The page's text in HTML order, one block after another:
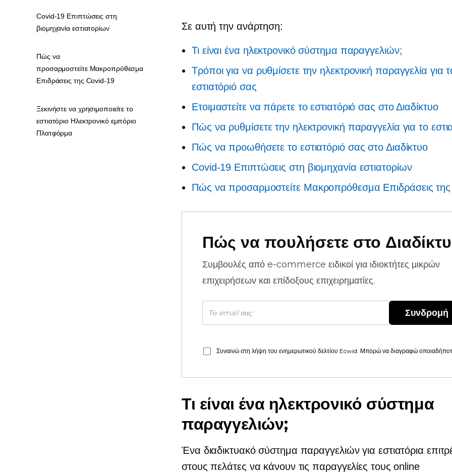
Σε αυτή την ανάρτηση:
Τι είναι ένα ηλεκτρονικό σύστημα παραγγελιών;
Τρόποι για να ρυθμίσετε την ηλεκτρονική παραγγελία για
εστιατόριό σας
Ετοιμαστείτε να πάρετε το εστιατόριό σας στο Διαδίκτυο
Πώς να ρυθμίσετε την ηλεκτρονική παραγγελία για το
Πώς να προωθήσετε το εστιατόριό σας στο Διαδίκτυο
Covid-19 Επιπτώσεις στη βιομηχανία εστιατορίων
Πώς να προσαρμοστείτε Μακροπρόθεσμα Επιδράσεις της
Πώς να πουλήσετε στο
Συμβουλές από e-commerce ειδικοί για ιδιοκτήτες μικρών
επιχειρήσεων και επίδοξους επιχειρηματίες.
Συνδρομή
Συναινώ στη λήψη του ενημερωτικού δελτίου Ecwid. Μπορώ να διαγραφώ
Τι είναι ένα ηλεκτρονικό σύστημα
παραγγελιών;
Ένα διαδικτυακό σύστημα παραγγελιών για εστιατόρια
στους πελάτες να κάνουν τις παραγγελίες τους online
Covid-19 Επιπτώσεις στη
βιομηχανία εστιατορίων
Πώς να
προσαρμοστείτε Μακροπρόθεσμα
Επιδράσεις της Covid-19
Ξεκινήστε να χρησιμοποιείτε το
εστιατόριο Ηλεκτρονικό εμπόριο
Πλατφόρμα